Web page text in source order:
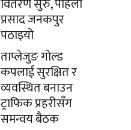
वितरण सुरु, पहिलो
प्रसाद जनकपुर
पठाइयो
ताप्लेजुङ गोल्ड
कपलाई सुरक्षित र
व्यवस्थित बनाउन
ट्राफिक प्रहरीसँग
समन्वय बैठक